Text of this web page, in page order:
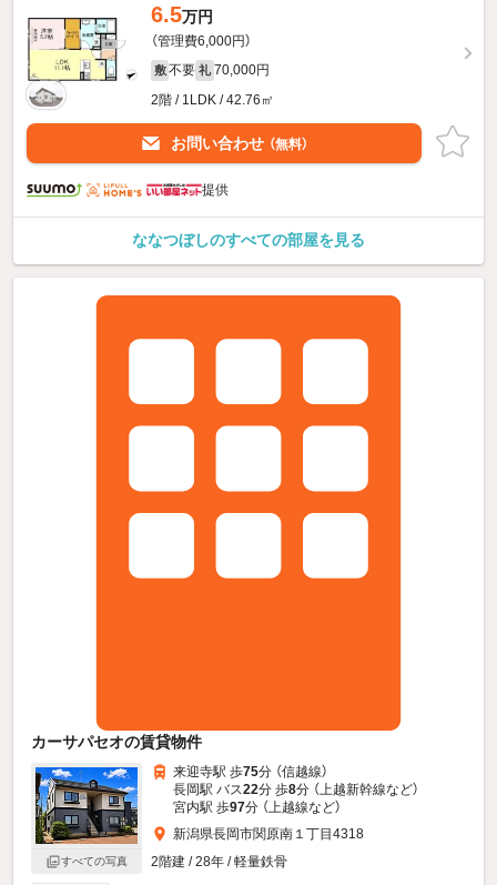
6.5万円
（管理費6,000円）
敷 不要 礼 70,000円
2階 / 1LDK / 42.76㎡
お問い合わせ （無料）
提供
ななつぼしのすべての部屋を見る
カーサパセオの賃貸物件
すべての写真
来迎寺駅 歩75分 （信越線）
長岡駅 バス22分 歩8分 （上越新幹線など）
宮内駅 歩97分 （上越線など）
新潟県長岡市関原南１丁目4318
2階建 / 28年 / 軽量鉄骨